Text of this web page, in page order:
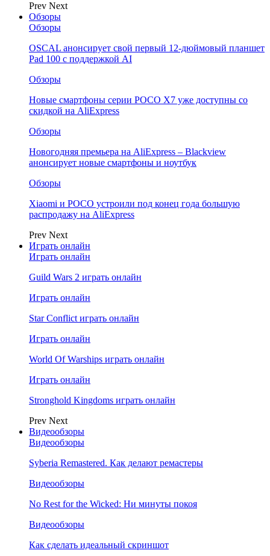
Prev Next
Обзоры
Обзоры
OSCAL анонсирует свой первый 12-дюймовый планшет
Pad 100 с поддержкой AI
Обзоры
Новые смартфоны серии POCO X7 уже доступны со
скидкой на AliExpress
Обзоры
Новогодняя премьера на AliExpress – Blackview
анонсирует новые смартфоны и ноутбук
Обзоры
Xiaomi и POCO устроили под конец года большую
распродажу на AliExpress
Prev Next
Играть онлайн
Играть онлайн
Guild Wars 2 играть онлайн
Играть онлайн
Star Conflict играть онлайн
Играть онлайн
World Of Warships играть онлайн
Играть онлайн
Stronghold Kingdoms играть онлайн
Prev Next
Видеообзоры
Видеообзоры
Syberia Remastered. Как делают ремастеры
Видеообзоры
No Rest for the Wicked: Ни минуты покоя
Видеообзоры
Как сделать идеальный скриншот